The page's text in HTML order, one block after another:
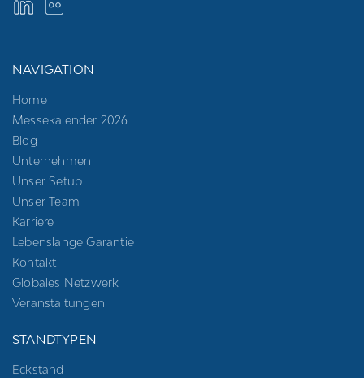
NAVIGATION
Home
Messekalender 2026
Blog
Unternehmen
Unser Setup
Unser Team
Karriere
Lebenslange Garantie
Kontakt
Globales Netzwerk
Veranstaltungen
STANDTYPEN
Eckstand